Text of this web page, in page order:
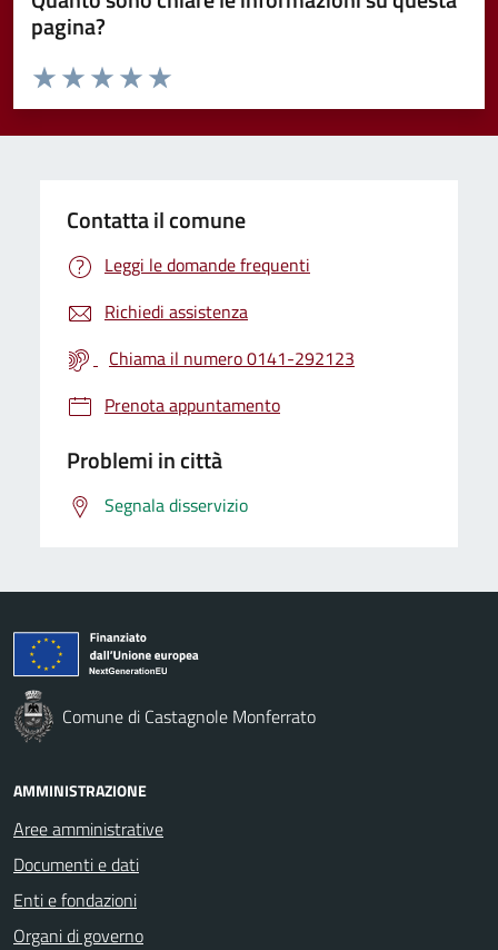
pagina?
Valuta da 1 a 5 stelle la pagina
Valuta 5 stelle su 5
Valuta 4 stelle su 5
Valuta 3 stelle su 5
Valuta 2 stelle su 5
Valuta 1 stelle su 5
Contatta il comune
Leggi le domande frequenti
Richiedi assistenza
Chiama il numero 0141-292123
Prenota appuntamento
Problemi in città
Segnala disservizio
Comune di Castagnole Monferrato
AMMINISTRAZIONE
Aree amministrative
Documenti e dati
Enti e fondazioni
Organi di governo